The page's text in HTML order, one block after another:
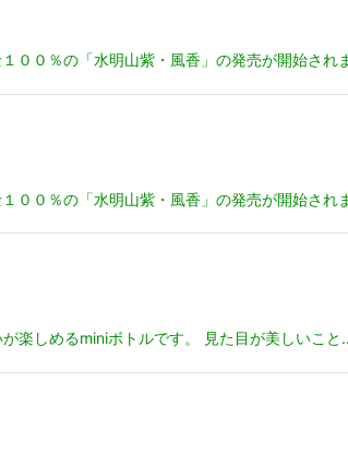
％の「水明山紫・風香」の発売が開始され
％の「水明山紫・風香」の発売が開始され
しめるminiボトルです。 見た目が美しいこと